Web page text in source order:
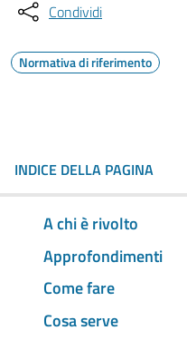
Condividi
Normativa di riferimento
INDICE DELLA PAGINA
A chi è rivolto
Approfondimenti
Come fare
Cosa serve